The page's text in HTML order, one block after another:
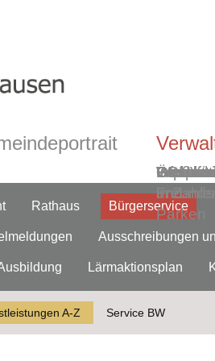
in Zahlen
ÖPNV
und
Parken
Ortsplan
Rathaus Bürgerservice
Ausschreibungen
Lärmaktionsplan
A-Z Service BW